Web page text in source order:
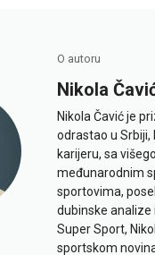
O autoru
Nikola
Nikola Čavić je
odrastao u
karijeru, sa
međunarodnim
sportovima,
dubinske analize
Super Sport,
sportskom